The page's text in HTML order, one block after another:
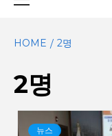
HOME 2명
2명
뉴스